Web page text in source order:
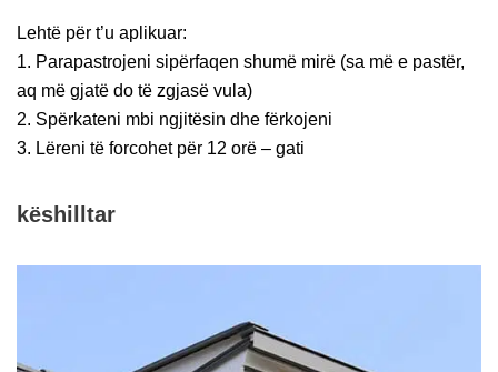
Lehtë për t’u aplikuar:
1. Parapastrojeni sipërfaqen shumë mirë (sa më e pastër,
aq më gjatë do të zgjasë vula)
2. Spërkateni mbi ngjitësin dhe fërkojeni
3. Lëreni të forcohet për 12 orë – gati
këshilltar